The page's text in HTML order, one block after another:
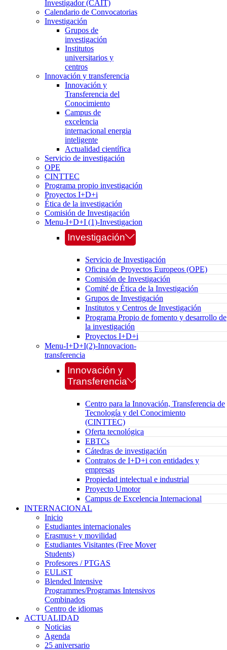
Investigador (CAIT)
Calendario de Convocatorias
Investigación
Grupos de
investigación
Institutos
universitarios y
centros
Innovación y transferencia
Innovación y
Transferencia del
Conocimiento
Campus de
excelencia
internacional energia
inteligente
Actualidad científica
Servicio de investigación
OPE
CINTTEC
Programa propio investigación
Proyectos I+D+i
Ética de la investigación
Comisión de Investigación
Menu-I+D+I (1)-Investigacion
Investigación
Servicio de Investigación
Oficina de Proyectos Europeos (OPE)
Comisión de Investigación
Comité de Ética de la Investigación
Grupos de Investigación
Institutos y Centros de Investigación
Programa Propio de fomento y desarrollo de
la investigación
Proyectos I+D+i
Menu-I+D+I(2)-Innovacion-
transferencia
Innovación y
Transferencia
Centro para la Innovación, Transferencia de
Tecnología y del Conocimiento
(CINTTEC)
Oferta tecnológica
EBTCs
Cátedras de investigación
Contratos de I+D+i con entidades y
empresas
Propiedad intelectual e industrial
Proyecto Umotor
Campus de Excelencia Internacional
INTERNACIONAL
Inicio
Estudiantes internacionales
Erasmus+ y movilidad
Estudiantes Visitantes (Free Mover
Students)
Profesores / PTGAS
EULiST
Blended Intensive
Programmes/Programas Intensivos
Combinados
Centro de idiomas
ACTUALIDAD
Noticias
Agenda
25 aniversario